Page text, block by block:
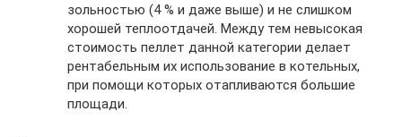
зольностью (4 % и даже выше) и не слишком
хорошей теплоотдачей. Между тем невысокая
стоимость пеллет данной категории делает
рентабельным их использование в котельных,
при помощи которых отапливаются большие
площади.